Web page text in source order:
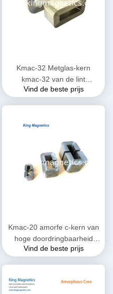
Kmac-32 Metglas-kern
kmac-32 van de lint
gekronkelde amorfe
Vind de beste prijs
Kmac-20 amorfe c-kern van
hoge doordringbaarheid
voor huidige transformator
Vind de beste prijs